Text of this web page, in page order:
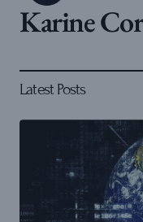
Karine
Latest Posts